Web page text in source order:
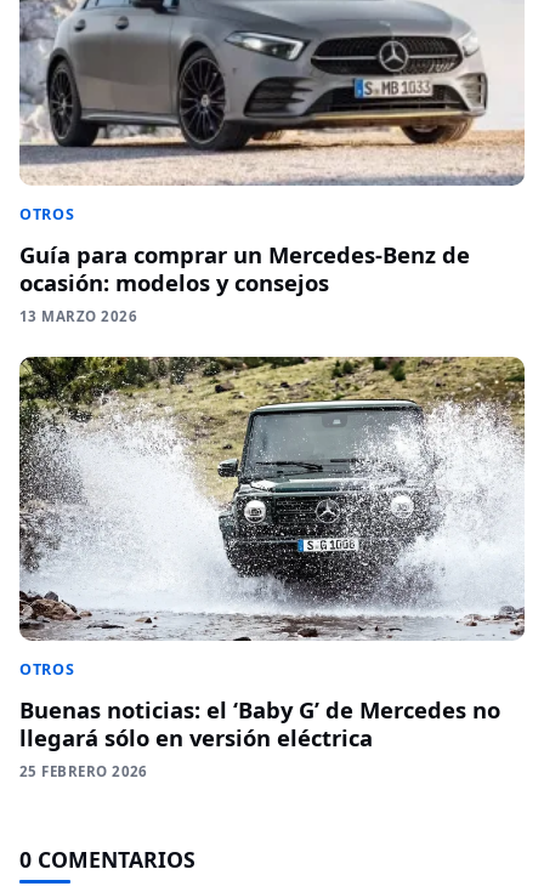
OTROS
Guía para comprar un Mercedes-Benz de
ocasión: modelos y consejos
13 MARZO 2026
OTROS
Buenas noticias: el ‘Baby G’ de Mercedes no
llegará sólo en versión eléctrica
25 FEBRERO 2026
0 COMENTARIOS